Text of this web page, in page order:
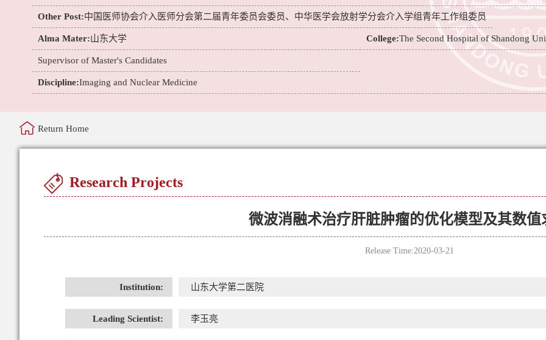
Other Post:中国医师协会介入医师分会第二届青年委员会委员、中华医学会放射学分会介入学组青年工作组委员
Alma Mater:山东大学 College:The Second Hospital of Shandong
Supervisor of Master's Candidates
Discipline:Imaging and Nuclear Medicine
Return Home
Research Projects
微波消融术治疗肝脏肿瘤的优化模型及其数值
Release Time:2020-03-21
Institution: 山东大学第二医院
Leading Scientist: 李玉亮